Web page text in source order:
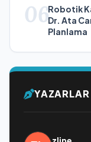
06Robotik
Dr. Ata
Planlama
YAZARLAR